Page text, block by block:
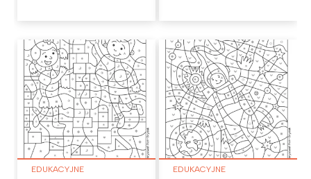
EDUKACYJNE EDUKACYJNE